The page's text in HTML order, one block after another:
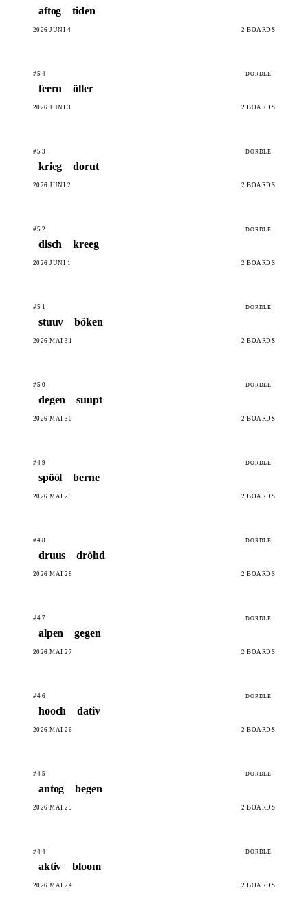
aftog tiden
2026 JUNI 4 2 BOARDS
#54 DORDLE
feern öller
2026 JUNI 3 2 BOARDS
#53 DORDLE
krieg dorut
2026 JUNI 2 2 BOARDS
#52 DORDLE
disch kreeg
2026 JUNI 1 2 BOARDS
#51 DORDLE
stuuv böken
2026 MAI 31 2 BOARDS
#50 DORDLE
degen suupt
2026 MAI 30 2 BOARDS
#49 DORDLE
spööl berne
2026 MAI 29 2 BOARDS
#48 DORDLE
druus dröhd
2026 MAI 28 2 BOARDS
#47 DORDLE
alpen gegen
2026 MAI 27 2 BOARDS
#46 DORDLE
hooch dativ
2026 MAI 26 2 BOARDS
#45 DORDLE
antog begen
2026 MAI 25 2 BOARDS
#44 DORDLE
aktiv bloom
2026 MAI 24 2 BOARDS